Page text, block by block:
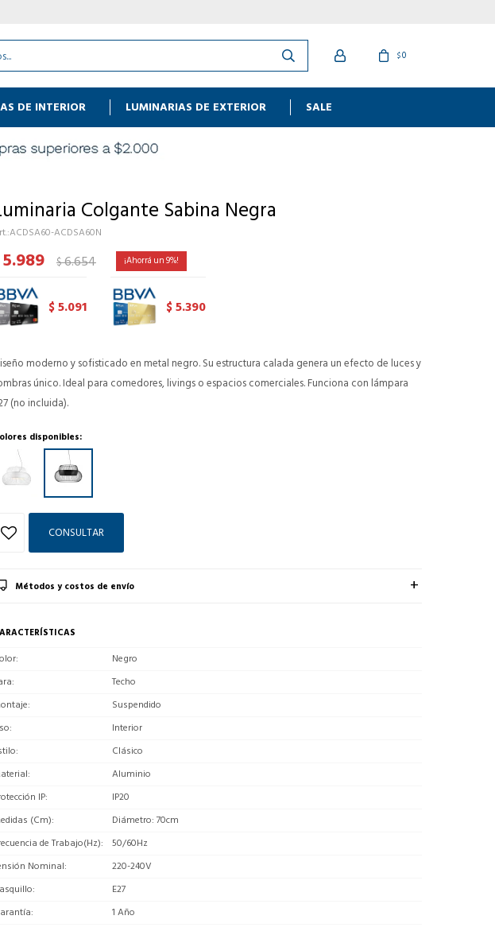
DE INTERIOR LUMINARIAS DE EXTERIOR SALE
$0
Colgante Sabina Negra
ACDSA60-ACDSA60N
5.989 $6.654 9
$5.091 $5.390
moderno y sofisticado en metal negro. Su estructura calada genera un efecto de luces y
único. Ideal para comedores, livings o espacios comerciales. Funciona con lámpara
(no incluida).
disponibles:
CONSULTAR
Métodos y costos de envío
Negro
Techo
Suspendido
Interior
Clásico
Aluminio
IP
IP20
(Cm)
Diámetro: 70cm
de Trabajo(Hz)
50/60Hz
Nominal
220-240V
E27
1 Año